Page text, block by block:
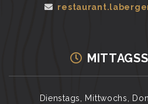
Dienstags, Mittwochs,